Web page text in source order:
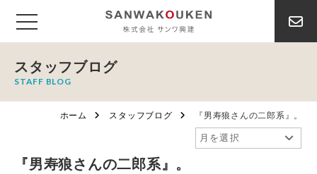
スタッフブログ
STAFF BLOG
ホーム スタッフブログ 『男寿狼さんの二郎系』。
『男寿狼さんの二郎系』。